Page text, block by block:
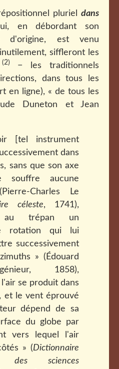
pluriel dans
en débordant son
d'origine, est venu
siffleront les
(2)
− les traditionnels
dans tous les
en ligne), « de tous les
Duneton et Jean
[tel instrument
dans
sans que son axe
souffre aucune
Charles Le
céleste, 1741),
au trépan un
rotation qui lui
successivement
» (Édouard
1858),
se produit dans
et le vent éprouvé
dépend de sa
du globe par
vers lequel l'air
» (Dictionnaire
des sciences